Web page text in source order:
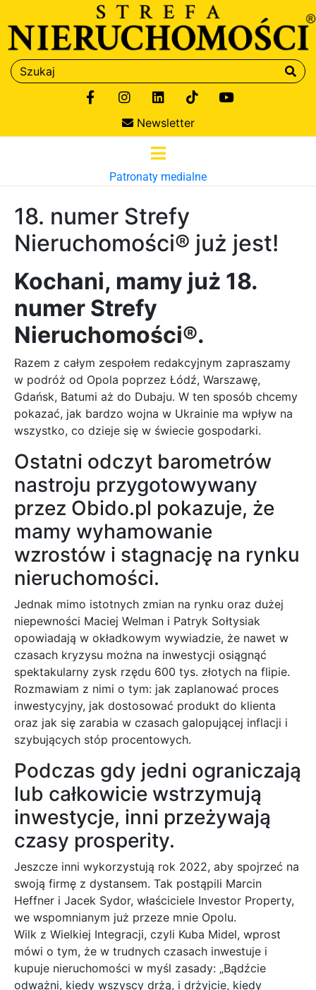
Newsletter
Patronaty medialne
18. numer Strefy
Nieruchomości® już jest!
Kochani, mamy już 18.
numer Strefy
Nieruchomości®.
Razem z całym zespołem redakcyjnym zapraszamy
w podróż od Opola poprzez Łódź, Warszawę,
Gdańsk, Batumi aż do Dubaju. W ten sposób chcemy
pokazać, jak bardzo wojna w Ukrainie ma wpływ na
wszystko, co dzieje się w świecie gospodarki.
Ostatni odczyt barometrów
nastroju przygotowywany
przez Obido.pl pokazuje, że
mamy wyhamowanie
wzrostów i stagnację na rynku
nieruchomości.
Jednak mimo istotnych zmian na rynku oraz dużej
niepewności Maciej Welman i Patryk Sołtysiak
opowiadają w okładkowym wywiadzie, że nawet w
czasach kryzysu można na inwestycji osiągnąć
spektakularny zysk rzędu 600 tys. złotych na flipie.
Rozmawiam z nimi o tym: jak zaplanować proces
inwestycyjny, jak dostosować produkt do klienta
oraz jak się zarabia w czasach galopującej inflacji i
szybujących stóp procentowych.
Podczas gdy jedni ograniczają
lub całkowicie wstrzymują
inwestycje, inni przeżywają
czasy prosperity.
Jeszcze inni wykorzystują rok 2022, aby spojrzeć na
swoją firmę z dystansem. Tak postąpili Marcin
Heffner i Jacek Sydor, właściciele Investor Property,
we wspomnianym już przeze mnie Opolu.
Wilk z Wielkiej Integracji, czyli Kuba Midel, wprost
mówi o tym, że w trudnych czasach inwestuje i
kupuje nieruchomości w myśl zasady: „Bądźcie
odważni, kiedy wszyscy drżą, i drżyjcie, kiedy